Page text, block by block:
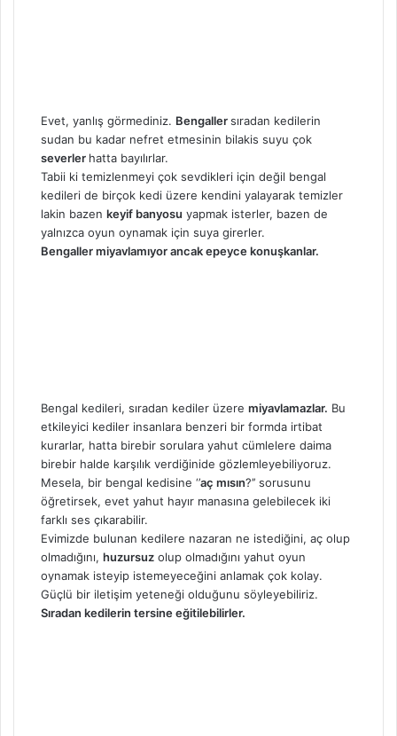
Evet, yanlış görmediniz. Bengallersıradan kedilerin
sudan bu kadar nefret etmesinin bilakis suyu çok
severler hatta bayılırlar.
Tabii ki temizlenmeyi çok sevdikleri için değil bengal
kedileri de birçok kedi üzere kendini yalayarak temizler
lakin bazen keyif banyosu yapmak isterler, bazen de
yalnızca oyun oynamak için suya girerler.
Bengaller miyavlamıyor ancak epeyce konuşkanlar.
Bengal kedileri, sıradan kediler üzere miyavlamazlar. Bu
etkileyici kediler insanlara benzeri bir formda irtibat
kurarlar, hatta birebir sorulara yahut cümlelere daima
birebir halde karşılık verdiğinide gözlemleyebiliyoruz.
Mesela, bir bengal kedisine ‘’aç mısın?’’ sorusunu
öğretirsek, evet yahut hayır manasına gelebilecek iki
farklı ses çıkarabilir.
Evimizde bulunan kedilere nazaran ne istediğini, aç olup
olmadığını, huzursuz olup olmadığını yahut oyun
oynamak isteyip istemeyeceğini anlamak çok kolay.
Güçlü bir iletişim yeteneği olduğunu söyleyebiliriz.
Sıradan kedilerin tersine eğitilebilirler.